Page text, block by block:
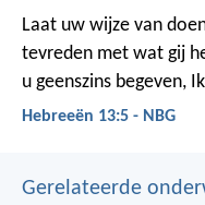
Laat uw wijze van
tevreden met wat gij
u geenszins begeven,
Hebreeën 13:5 - NBG
Gerelateerde